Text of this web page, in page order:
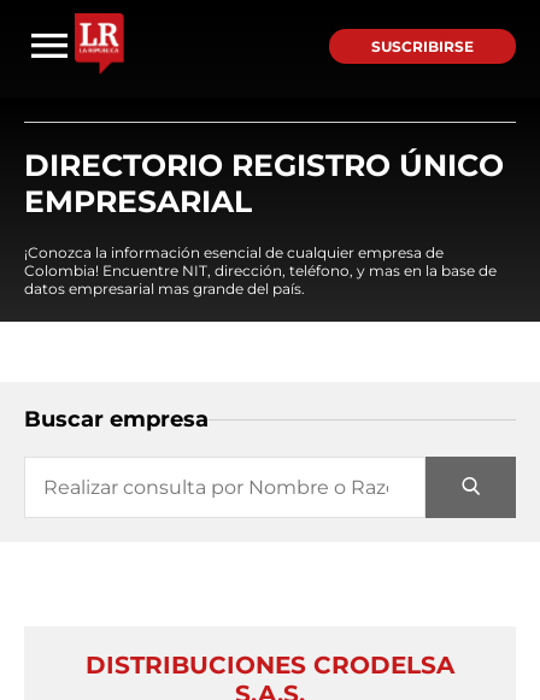
SUSCRIBIRSE
DIRECTORIO REGISTRO ÚNICO
EMPRESARIAL
¡Conozca la información esencial de cualquier empresa de
Colombia! Encuentre NIT, dirección, teléfono, y mas en la base de
datos empresarial mas grande del país.
Buscar empresa
DISTRIBUCIONES CRODELSA
S.A.S.